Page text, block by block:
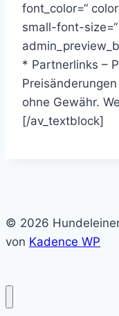
font_color=“
small-font-
* Partnerlinks –
ohne Gewähr.
[/av_textblock]
© 2026
von Kadence WP